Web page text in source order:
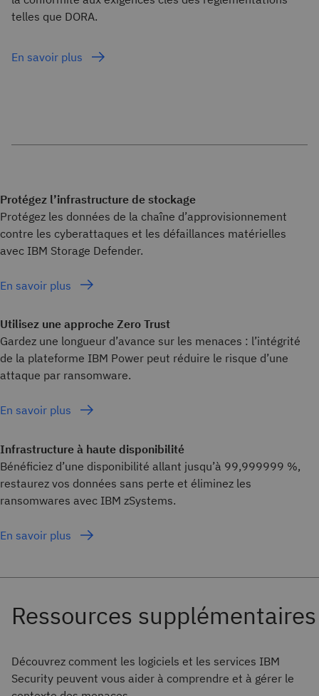
telles que DORA.
En savoir plus
Protégez l’infrastructure de stockage
Protégez les données de la chaîne d’approvisionnement
contre les cyberattaques et les défaillances matérielles
avec IBM Storage Defender.
En savoir plus
Utilisez une approche Zero Trust
Gardez une longueur d’avance sur les menaces : l’intégrité
de la plateforme IBM Power peut réduire le risque d’une
attaque par ransomware.
En savoir plus
Infrastructure à haute disponibilité
Bénéficiez d’une disponibilité allant jusqu’à 99,999999 %,
restaurez vos données sans perte et éliminez les
ransomwares avec IBM zSystems.
En savoir plus
Découvrez comment les logiciels et les services IBM
Security peuvent vous aider à comprendre et à gérer le